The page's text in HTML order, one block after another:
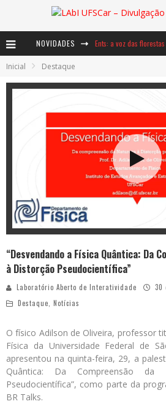
NOVIDADES Ents: a voz das florestas
Inicial Destaque
“Desvendando a Física Quântica: Da
à Distorção Pseudocientífica”
Laboratório Aberto de Interatividade
30
Destaque, Notícias
O físico Adilson de Oliveira, professor
Física da Universidade Federal de
apresentou na quinta-feira, 29, a
Quântica: Da Compreensão da
Pseudocientífica”, como parte da
BR Talks.